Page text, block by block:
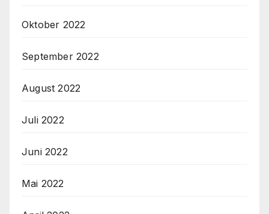
Oktober 2022
September 2022
August 2022
Juli 2022
Juni 2022
Mai 2022